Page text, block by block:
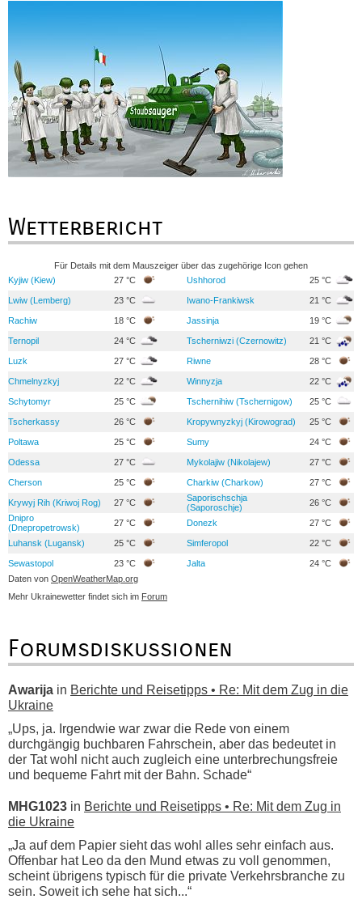
Wetterbericht
Für Details mit dem Mauszeiger über das zugehörige Icon gehen
Kyjiw (Kiew)
27 °C Ushhorod 25 °C
Lwiw (Lemberg) 23 °C Iwano-Frankiwsk 21 °C
Rachiw 18 °C Jassinja 19 °C
Ternopil 24 °C Tscherniwzi (Czernowitz) 21 °C
Luzk 27 °C Riwne 28 °C
Chmelnyzkyj 22 °C Winnyzja 22 °C
Schytomyr 25 °C Tschernihiw (Tschernigow) 25 °C
Tscherkassy 26 °C Kropywnyzkyj (Kirowograd) 25 °C
Poltawa 25 °C Sumy 24 °C
Odessa 27 °C Mykolajiw (Nikolajew) 27 °C
Cherson 25 °C Charkiw (Charkow) 27 °C
Krywyj Rih (Kriwoj Rog) 27 °C
Saporischschja
(Saporoschje)
26 °C
Dnipro
(Dnepropetrowsk)
27 °C Donezk 27 °C
Luhansk (Lugansk) 25 °C Simferopol 22 °C
Sewastopol 23 °C Jalta
24 °C
Daten von OpenWeatherMap.org
Mehr Ukrainewetter findet sich im Forum
Forumsdiskussionen
Awarija in Berichte und Reisetipps • Re: Mit dem Zug in die
Ukraine
„Ups, ja. Irgendwie war zwar die Rede von einem
durchgängig buchbaren Fahrschein, aber das bedeutet in
der Tat wohl nicht auch zugleich eine unterbrechungsfreie
und bequeme Fahrt mit der Bahn. Schade“
MHG1023 in Berichte und Reisetipps • Re: Mit dem Zug in
die Ukraine
„Ja auf dem Papier sieht das wohl alles sehr einfach aus.
Offenbar hat Leo da den Mund etwas zu voll genommen,
scheint übrigens typisch für die private Verkehrsbranche zu
sein. Soweit ich sehe hat sich...“